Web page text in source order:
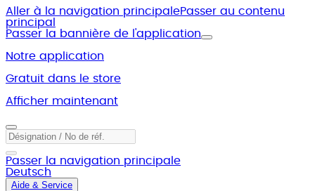
Aller à la navigation principalePasser au contenu
principal
Passer la bannière de l'application
Notre application
Gratuit dans le store
Afficher maintenant
Passer la navigation principale
Deutsch
Aide & Service